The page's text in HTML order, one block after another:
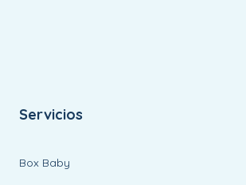
Servicios
Box Baby